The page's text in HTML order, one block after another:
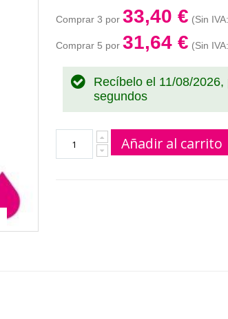
Comprar 3 por 33,40 €
Comprar 5 por 31,64 €
Recíbelo el 11/08/
segundos
Añadir al carrito